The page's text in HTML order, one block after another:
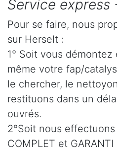
Service express
Pour se faire, nous
sur Herselt :
1° Soit vous
même votre fap/
le chercher, le
restituons dans un
ouvrés.
2°Soit nous
COMPLET et